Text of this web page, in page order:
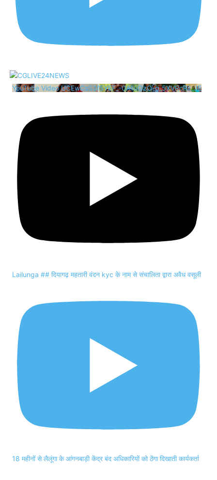
YouTube Video UCEwCsS3f5YEF_-0A1uOzO-g_5XVRcRii_JE
Lailunga ## दियागढ़ महतारी वंदन kyc के नाम से संचालिता द्वारा अवैध वसूली
18 महीनों से लैलूंगा के आंगनबाड़ी केंद्र बंद अधिकारियों को ठेंगा दिखाती कार्यकर्ता